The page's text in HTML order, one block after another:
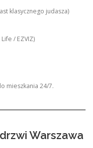
klasycznego judasza)
/ EZVIZ)
mieszkania 24/7.
Warszawa